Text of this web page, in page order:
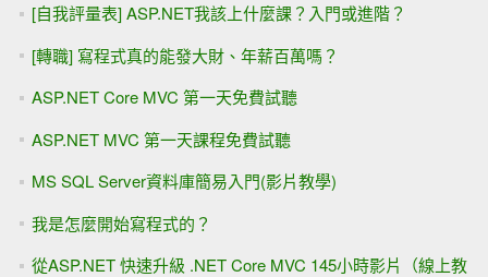
[自我評量表] ASP.NET我該上什麼課？入門或進階？
[轉職] 寫程式真的能發大財、年薪百萬嗎？
ASP.NET Core MVC 第一天免費試聽
ASP.NET MVC 第一天課程免費試聽
MS SQL Server資料庫簡易入門(影片教學)
我是怎麼開始寫程式的？
從ASP.NET 快速升級 .NET Core MVC 145小時影片（線上教